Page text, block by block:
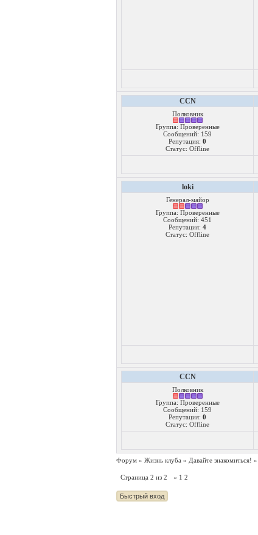
CCN
Полковник
Группа: Проверенные
Сообщений: 159
Репутация: 0
Статус: Offline
loki
Генерал-майор
Группа: Проверенные
Сообщений: 451
Репутация: 4
Статус: Offline
CCN
Полковник
Группа: Проверенные
Сообщений: 159
Репутация: 0
Статус: Offline
Форум » Жизнь клуба » Давайте знакомиться! »
Страница 2 из 2 « 1 2